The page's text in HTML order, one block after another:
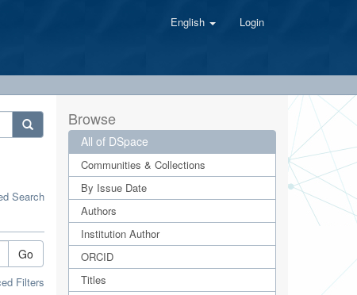
English Login
Search
Go
Filters
Browse
All of DSpace
Communities & Collections
By Issue Date
Authors
Institution Author
ORCID
Titles